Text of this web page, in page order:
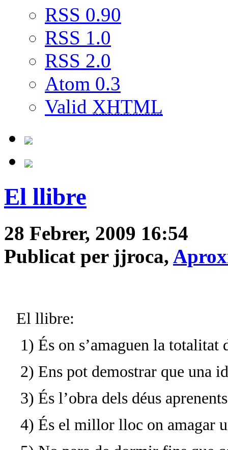
RSS 0.90
RSS 1.0
RSS 2.0
Atom 0.3
Valid XHTML
El llibre
28 Febrer, 2009 16:54
Publicat per jjroca,
El llibre:
1) És on s’amaguen la totalitat
2) Ens pot demostrar que una
3) És l’obra dels déus
4) És el millor lloc on amagar